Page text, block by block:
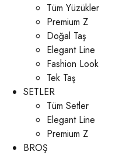
Tüm Yüzükler
Premium Z
Doğal Taş
Elegant Line
Fashion Look
Tek Taş
SETLER
Tüm Setler
Elegant Line
Premium Z
BROŞ